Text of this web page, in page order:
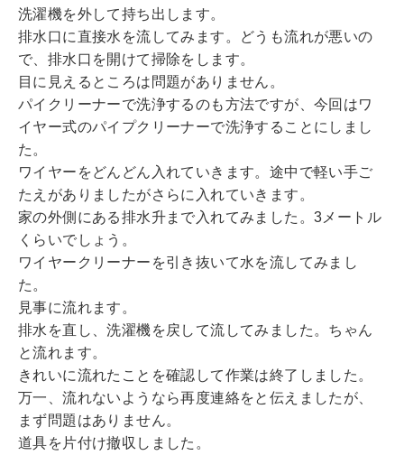
洗濯機を外して持ち出します。
排水口に直接水を流してみます。どうも流れが悪いの
で、排水口を開けて掃除をします。
目に見えるところは問題がありません。
パイクリーナーで洗浄するのも方法ですが、今回はワ
イヤー式のパイプクリーナーで洗浄することにしまし
た。
ワイヤーをどんどん入れていきます。途中で軽い手ご
たえがありましたがさらに入れていきます。
家の外側にある排水升まで入れてみました。3メートル
くらいでしょう。
ワイヤークリーナーを引き抜いて水を流してみまし
た。
見事に流れます。
排水を直し、洗濯機を戻して流してみました。ちゃん
と流れます。
きれいに流れたことを確認して作業は終了しました。
万一、流れないようなら再度連絡をと伝えましたが、
まず問題はありません。
道具を片付け撤収しました。